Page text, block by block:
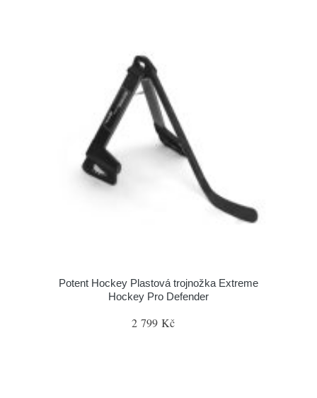
Potent Hockey Plastová trojnožka Extreme
Hockey Pro Defender
2 799 Kč